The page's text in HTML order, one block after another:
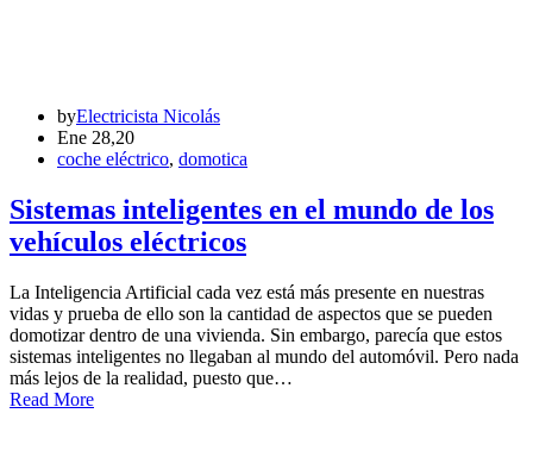
byElectricista Nicolás
Ene 28,20
coche eléctrico, domotica
Sistemas inteligentes en el mundo de los
vehículos eléctricos
La Inteligencia Artificial cada vez está más presente en nuestras
vidas y prueba de ello son la cantidad de aspectos que se pueden
domotizar dentro de una vivienda. Sin embargo, parecía que estos
sistemas inteligentes no llegaban al mundo del automóvil. Pero nada
más lejos de la realidad, puesto que…
Read More